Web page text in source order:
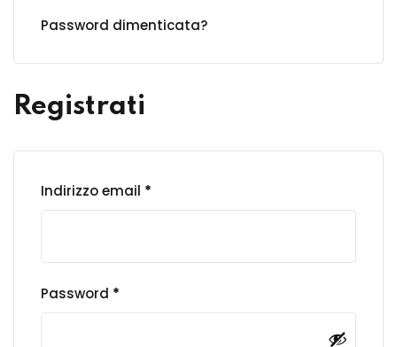
Password dimenticata?
Registrati
Indirizzo email *
Password *